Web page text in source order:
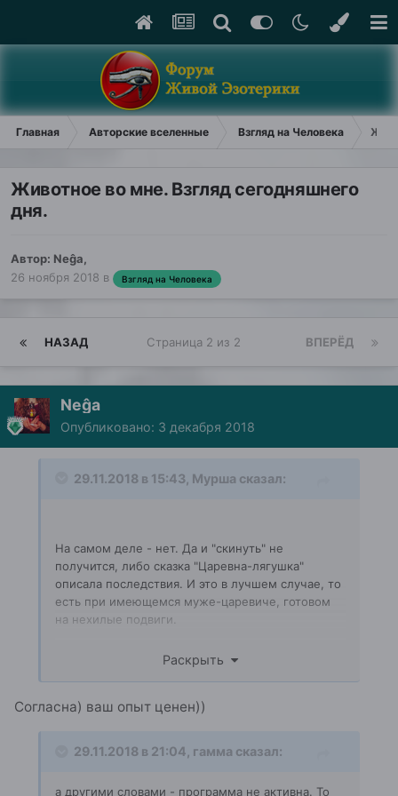
Главная Авторские вселенные Взгляд на Человека
Животное во мне. Взгляд сегодняшнего
дня.
Автор: Neĝa,
26 ноября 2018 в Взгляд на Человека
НАЗАД ВПЕРЁД
Страница 2 из 2
Neĝa
Опубликовано: 3 декабря 2018
29.11.2018 в 15:43, Мурша сказал:
На самом деле - нет. Да и "скинуть" не
получится, либо сказка "Царевна-лягушка"
описала последствия. И это в лучшем случае, то
есть при имеющемся муже-царевиче, готовом
на нехилые подвиги.
деле неопасна, жестко рискует. Его
вестибулярный аппарат может быть с изъяном. В
итоге на устойчивом краю чел может просто
У чела могут быть хрупкие кости, так что
Раскрыть
Согласна) ваш опыт ценен))
29.11.2018 в 21:04, гамма сказал:
а другими словами - программа не активна. То